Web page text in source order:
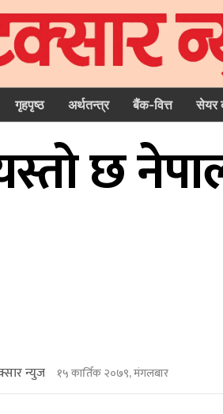
गृहपृष्‍ठ अर्थतन्त्र बैंक-वित्त सेयर
छ
न्युज १५ कार्तिक २०७९, मंगलबार